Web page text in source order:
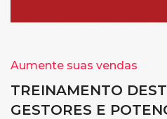
Aumente suas vendas
TREINAMENTO
GESTORES E